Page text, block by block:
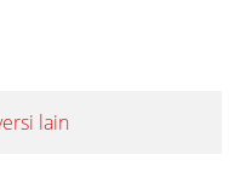
lain